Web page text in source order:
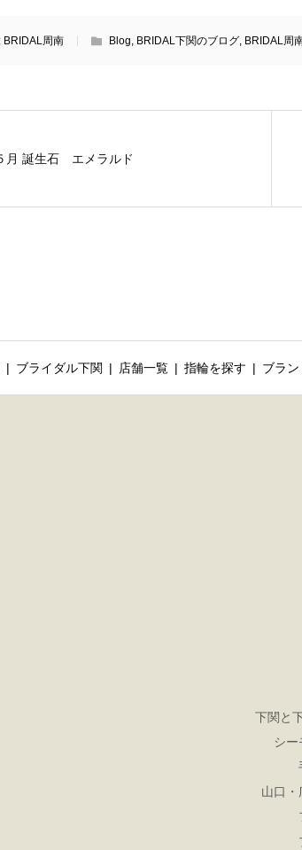
BRIDAL周南 Blog, BRIDAL下関のブログ, BRIDAL周
月 誕生石 エメラルド
ブライダル下関 店舗一覧 指輪を探す ブラン
下関と
シー
山口